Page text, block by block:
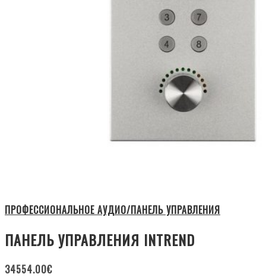
ПРОФЕССИОНАЛЬНОЕ АУДИО/ПАНЕЛЬ УПРАВЛЕНИЯ
ПАНЕЛЬ УПРАВЛЕНИЯ INTREND
34554.00€